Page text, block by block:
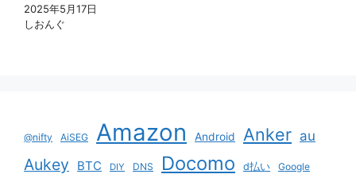
2025年5月17日
しおんぐ
@nifty AiSEG Amazon Android Anker au
Aukey BTC DIY DNS Docomo d払い Google